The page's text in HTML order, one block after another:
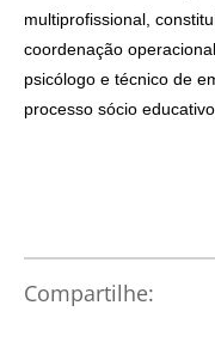
multiprofissional,
coordenação
psicólogo e técnico de
processo sócio
Compartilhe: